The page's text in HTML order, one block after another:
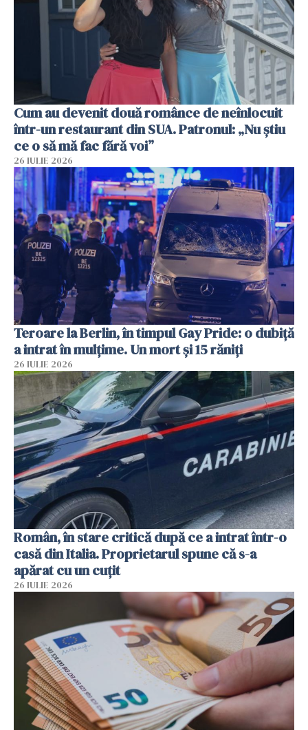
Cum au devenit două românce de neînlocuit
într-un restaurant din SUA. Patronul: „Nu știu
ce o să mă fac fără voi”
26 IULIE 2026
Teroare la Berlin, în timpul Gay Pride: o dubiță
a intrat în mulțime. Un mort și 15 răniți
26 IULIE 2026
Român, în stare critică după ce a intrat într-o
casă din Italia. Proprietarul spune că s-a
apărat cu un cuțit
26 IULIE 2026